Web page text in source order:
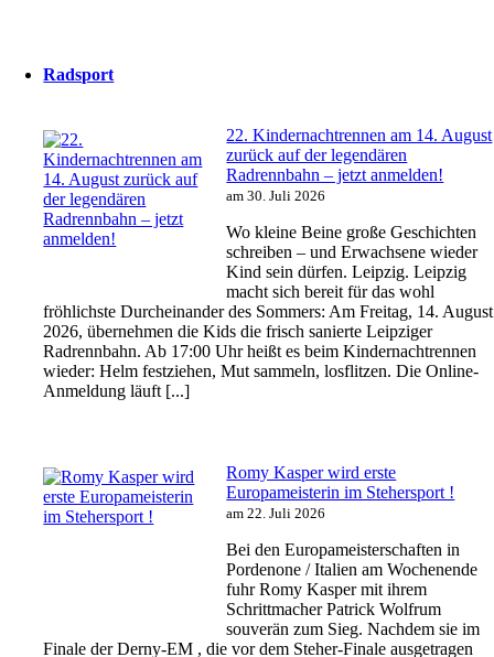
Radsport
22. Kindernachtrennen am 14. August
zurück auf der legendären
Radrennbahn – jetzt anmelden!
am 30. Juli 2026
Wo kleine Beine große Geschichten
schreiben – und Erwachsene wieder
Kind sein dürfen. Leipzig. Leipzig
macht sich bereit für das wohl
fröhlichste Durcheinander des Sommers: Am Freitag, 14. August
2026, übernehmen die Kids die frisch sanierte Leipziger
Radrennbahn. Ab 17:00 Uhr heißt es beim Kindernachtrennen
wieder: Helm festziehen, Mut sammeln, losflitzen. Die Online-
Anmeldung läuft [...]
Romy Kasper wird erste
Europameisterin im Stehersport !
am 22. Juli 2026
Bei den Europameisterschaften in
Pordenone / Italien am Wochenende
fuhr Romy Kasper mit ihrem
Schrittmacher Patrick Wolfrum
souverän zum Sieg. Nachdem sie im
Finale der Derny-EM , die vor dem Steher-Finale ausgetragen